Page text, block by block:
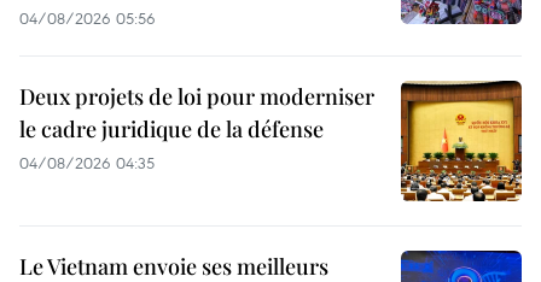
04/08/2026 05:56
Deux projets de loi pour moderniser
le cadre juridique de la défense
04/08/2026 04:35
Le Vietnam envoie ses meilleurs